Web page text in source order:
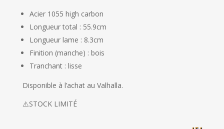
Acier 1055 high carbon
Longueur total : 55.9cm
Longueur lame : 8.3cm
Finition (manche) : bois
Tranchant : lisse
Disponible à l’achat au Valhalla.
⚠️STOCK LIMITÉ